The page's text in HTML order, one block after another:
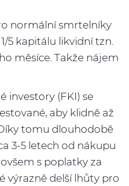
normální smrtelníky
5 kapitálu likvidní tzn.
měsíce. Takže nájem
(FKI) se
aby klidně až
tomu dlouhodobě
3-5 letech od nákupu
s poplatky za
výrazně delší lhůty pro